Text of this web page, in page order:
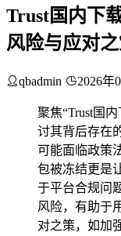
Trust国内下
风险与应对
qbadmin 2026年
聚焦“Trust国内
讨其背后存在
可能面临政策
包被冻结更是
于平台合规问
风险，有助于
对之策，如加